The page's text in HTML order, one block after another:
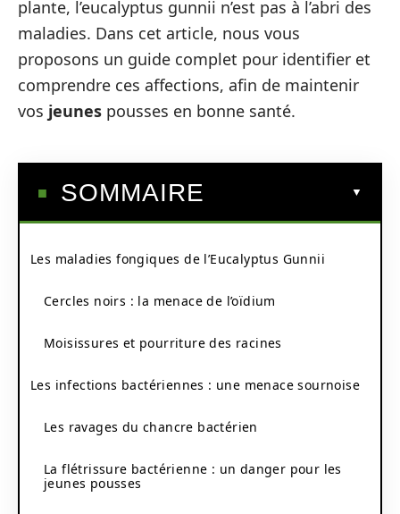
plante, l’eucalyptus gunnii n’est pas à l’abri des
maladies. Dans cet article, nous vous
proposons un guide complet pour identifier et
comprendre ces affections, afin de maintenir
vos jeunes pousses en bonne santé.
SOMMAIRE
Les maladies fongiques de l’Eucalyptus Gunnii
Cercles noirs : la menace de l’oïdium
Moisissures et pourriture des racines
Les infections bactériennes : une menace sournoise
Les ravages du chancre bactérien
La flétrissure bactérienne : un danger pour les
jeunes pousses